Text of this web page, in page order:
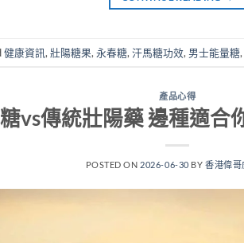
健康資訊, 壯陽糖果, 永春糖, 汗馬糖功效, 男士能量糖,
產品心得
vs傳統壯陽藥 邊種適合
POSTED ON 2026-06-30 BY香港偉哥